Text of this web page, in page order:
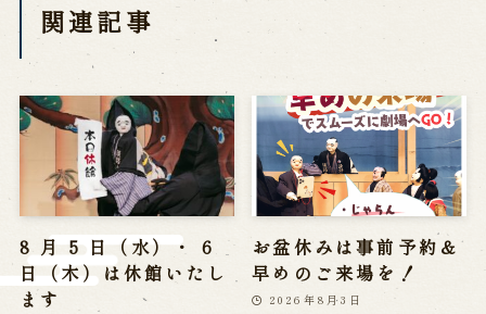
関連施設
通販サイトうずのくに
道の駅うずしお
うずの丘大鳴門橋記念館
関連記事
8 月 5 日（水）・ 6
日（木）は休館いたし
ます
お盆休みは事前予約＆
早めのご来場を！
2026年8月3日